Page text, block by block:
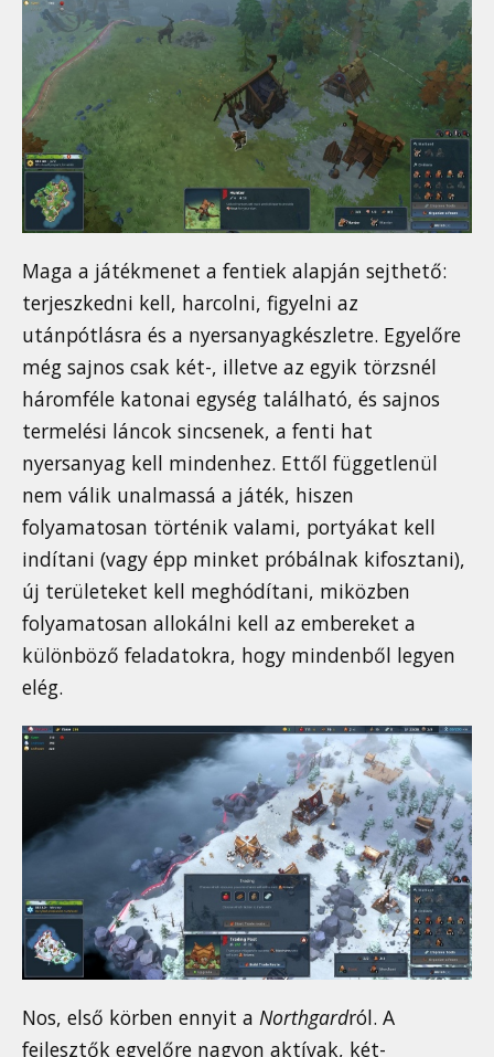
Maga a játékmenet a fentiek alapján sejthető:
terjeszkedni kell, harcolni, figyelni az
utánpótlásra és a nyersanyagkészletre. Egyelőre
még sajnos csak két-, illetve az egyik törzsnél
háromféle katonai egység található, és sajnos
termelési láncok sincsenek, a fenti hat
nyersanyag kell mindenhez. Ettől függetlenül
nem válik unalmassá a játék, hiszen
folyamatosan történik valami, portyákat kell
indítani (vagy épp minket próbálnak kifosztani),
új területeket kell meghódítani, miközben
folyamatosan allokálni kell az embereket a
különböző feladatokra, hogy mindenből legyen
elég.
Nos, első körben ennyit a Northgardról. A
fejlesztők egyelőre nagyon aktívak, két-